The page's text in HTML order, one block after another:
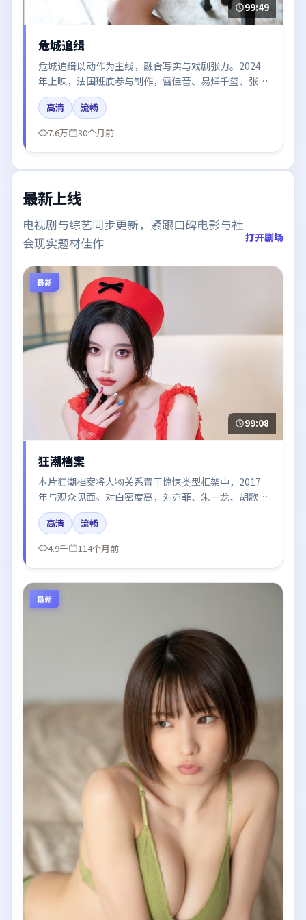
99:49
危城追缉
危城追缉以动作为主线，融合写实与戏剧张力。2024
年上映，法国班底参与制作，雷佳音、易烊千玺、张子
枫在片中呈现细腻表演，影像风格统一，配乐与剪辑强
化了情绪曲线。
高清
流畅
7.6万
30个月前
最新上线
电视剧与综艺同步更新，紧跟口碑电影与社
会现实题材佳作
打开剧场
最新
99:08
狂潮档案
本片狂潮档案将人物关系置于惊悚类型框架中，2017
年与观众见面。对白密度高，刘亦菲、朱一龙、胡歌的
台词节奏值得关注；整体气质偏美国都市与冷色调摄
影。
高清
流畅
4.9千
114个月前
最新